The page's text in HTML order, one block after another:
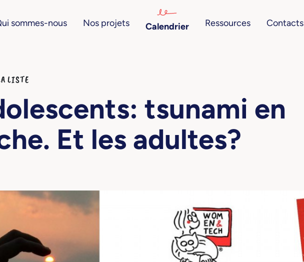
sommes-nous Nos projets Calendrier Ressources Contacts
LISTE
tsunami en
Et les adultes?